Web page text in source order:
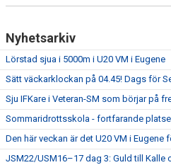
Nyhetsarkiv
Lörstad sjua i 5000m i U20 VM i Eugene
Sätt väckarklockan på 04.45! Dags för
Sju IFKare i Veteran-SM som börjar på
Sommaridrottsskola - fortfarande
Den här veckan är det U20 VM i Eugene
JSM22/USM16–17 dag 3: Guld till Kalle